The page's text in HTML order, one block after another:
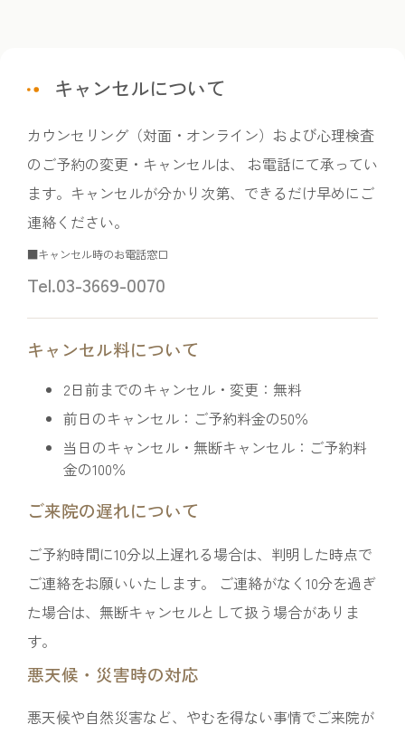
キャンセルについて
カウンセリング（対面・オンライン）および心理検査
のご予約の変更・キャンセルは、 お電話にて承ってい
ます。キャンセルが分かり次第、できるだけ早めにご
連絡ください。
■キャンセル時のお電話窓口
Tel.03-3669-0070
キャンセル料について
2日前までのキャンセル・変更：無料
前日のキャンセル：ご予約料金の50％
当日のキャンセル・無断キャンセル：ご予約料
金の100％
ご来院の遅れについて
ご予約時間に10分以上遅れる場合は、判明した時点で
ご連絡をお願いいたします。 ご連絡がなく10分を過ぎ
た場合は、無断キャンセルとして扱う場合がありま
す。
悪天候・災害時の対応
悪天候や自然災害など、やむを得ない事情でご来院が